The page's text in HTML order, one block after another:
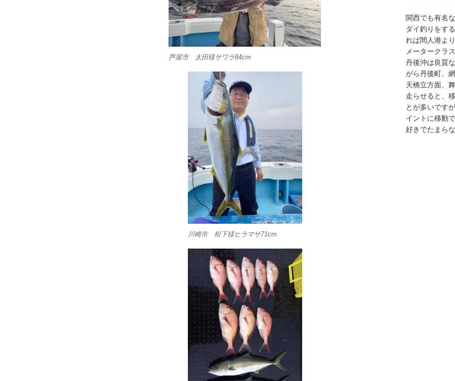
芦屋市 太田様サワラ84cm
川崎市 松下様ヒラマサ71cm
関西でも有名
ダイ釣りをす
れば間人港よ
メータークラ
丹後沖は良質
がら丹後町、
天橋立方面、
走らせると、
とが多いです
イントに移動
好きでたまら